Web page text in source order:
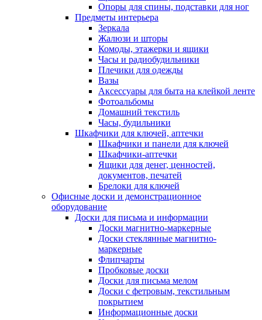
Опоры для спины, подставки для ног
Предметы интерьера
Зеркала
Жалюзи и шторы
Комоды, этажерки и ящики
Часы и радиобудильники
Плечики для одежды
Вазы
Аксессуары для быта на клейкой ленте
Фотоальбомы
Домашний текстиль
Часы, будильники
Шкафчики для ключей, аптечки
Шкафчики и панели для ключей
Шкафчики-аптечки
Ящики для денег, ценностей,
документов, печатей
Брелоки для ключей
Офисные доски и демонстрационное
оборудование
Доски для письма и информации
Доски магнитно-маркерные
Доски стеклянные магнитно-
маркерные
Флипчарты
Пробковые доски
Доски для письма мелом
Доски с фетровым, текстильным
покрытием
Информационные доски